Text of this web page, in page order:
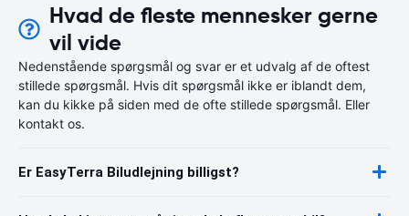
Hvad de fleste mennesker gerne
vil vide
Nedenstående spørgsmål og svar er et udvalg af de oftest
stillede spørgsmål. Hvis dit spørgsmål ikke er iblandt dem,
kan du kikke på siden med de ofte stillede spørgsmål. Eller
kontakt os.
Er EasyTerra Biludlejning billigst?